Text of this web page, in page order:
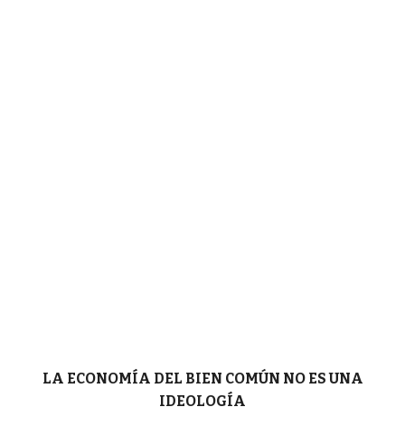
LA ECONOMÍA DEL BIEN COMÚN NO ES UNA
IDEOLOGÍA